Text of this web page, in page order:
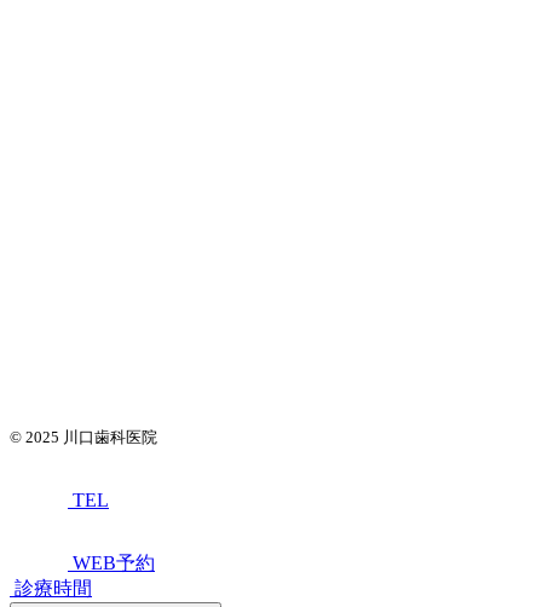
© 2025 川口歯科医院
TEL
WEB予約
診療時間